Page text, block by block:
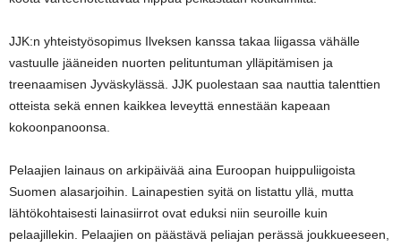
JJK:n yhteistyösopimus Ilveksen kanssa takaa liigassa vähälle
vastuulle jääneiden nuorten pelituntuman ylläpitämisen ja
treenaamisen Jyväskylässä. JJK puolestaan saa nauttia talenttien
otteista sekä ennen kaikkea leveyttä ennestään kapeaan
kokoonpanoonsa.
Pelaajien lainaus on arkipäivää aina Euroopan huippuliigoista
Suomen alasarjoihin. Lainapestien syitä on listattu yllä, mutta
lähtökohtaisesti lainasiirrot ovat eduksi niin seuroille kuin
pelaajillekin. Pelaajien on päästävä peliajan perässä joukkueeseen,